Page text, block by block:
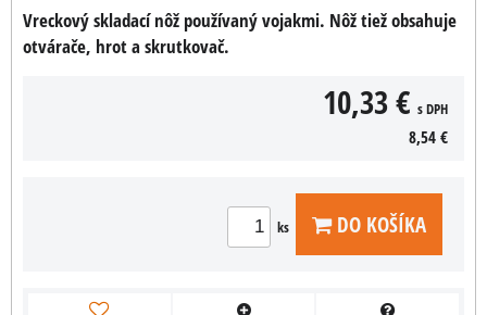
Vreckový skladací nôž používaný vojakmi. Nôž tiež obsahuje
otvárače, hrot a skrutkovač.
10,33 € s DPH
8,54 €
ks DO KOŠÍKA